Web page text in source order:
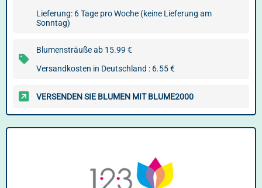
Lieferung: 6 Tage pro Woche (keine Lieferung am
Sonntag)
Blumensträuße ab 15.99 €
Versandkosten in Deutschland : 6.55 €
VERSENDEN SIE BLUMEN MIT BLUME2000